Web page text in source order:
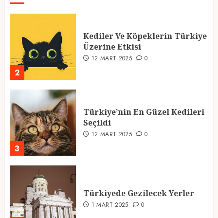
2
Kediler Ve Köpeklerin Türkiye
Üzerine Etkisi
12 MART 2025 0
3
Türkiye’nin En Güzel Kedileri
Seçildi
12 MART 2025 0
Türkiyede Gezilecek Yerler
1 MART 2025 0